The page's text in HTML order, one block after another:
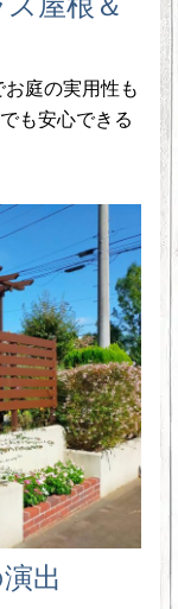
庭の実用性も
も安心できる
出